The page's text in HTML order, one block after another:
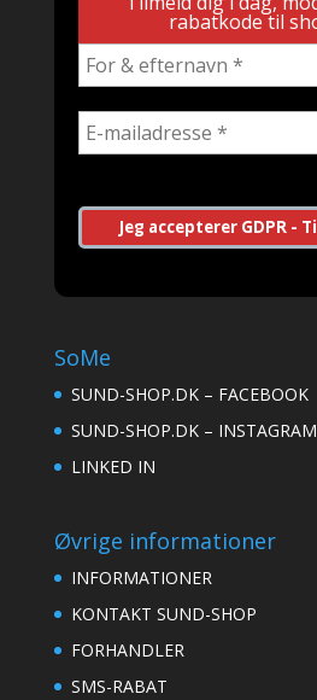
rabatkode til
SoMe
SUND-SHOP.DK – FACEBOOK
SUND-SHOP.DK – INSTAGRAM
LINKED IN
Øvrige informationer
INFORMATIONER
KONTAKT SUND-SHOP
FORHANDLER
SMS-RABAT